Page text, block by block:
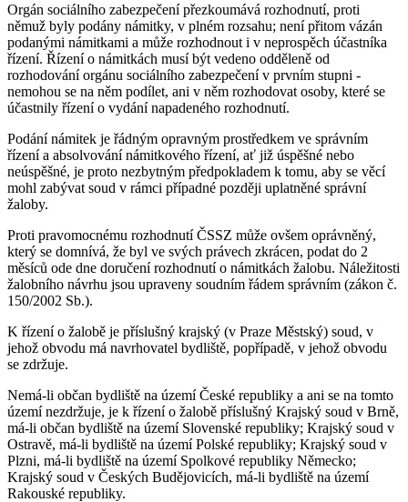
Orgán sociálního zabezpečení přezkoumává rozhodnutí, proti
němuž byly podány námitky, v plném rozsahu; není přitom vázán
podanými námitkami a může rozhodnout i v neprospěch účastníka
řízení. Řízení o námitkách musí být vedeno odděleně od
rozhodování orgánu sociálního zabezpečení v prvním stupni -
nemohou se na něm podílet, ani v něm rozhodovat osoby, které se
účastnily řízení o vydání napadeného rozhodnutí.
Podání námitek je řádným opravným prostředkem ve správním
řízení a absolvování námitkového řízení, ať již úspěšné nebo
neúspěšné, je proto nezbytným předpokladem k tomu, aby se věcí
mohl zabývat soud v rámci případné později uplatněné správní
žaloby.
Proti pravomocnému rozhodnutí ČSSZ může ovšem oprávněný,
který se domnívá, že byl ve svých právech zkrácen, podat do 2
měsíců ode dne doručení rozhodnutí o námitkách žalobu. Náležitosti
žalobního návrhu jsou upraveny soudním řádem správním (zákon č.
150/2002 Sb.).
K řízení o žalobě je příslušný krajský (v Praze Městský) soud, v
jehož obvodu má navrhovatel bydliště, popřípadě, v jehož obvodu
se zdržuje.
Nemá-li občan bydliště na území České republiky a ani se na tomto
území nezdržuje, je k řízení o žalobě příslušný Krajský soud v Brně,
má-li občan bydliště na území Slovenské republiky; Krajský soud v
Ostravě, má-li bydliště na území Polské republiky; Krajský soud v
Plzni, má-li bydliště na území Spolkové republiky Německo;
Krajský soud v Českých Budějovicích, má-li bydliště na území
Rakouské republiky.